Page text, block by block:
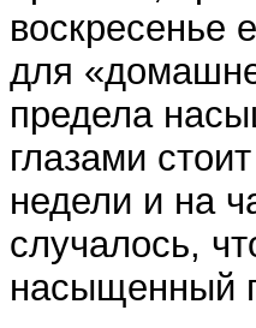
воскресенье
для
предела
глазами
недели и на
случалось,
насыщенный